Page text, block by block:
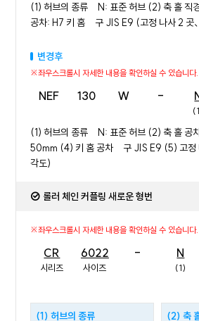
(1) 허브의 종류 N: 표준 허브 (2) 축 홀 직
공차: H7 키 홈 구 JIS E9 (고정 나사 2 곳
변경후
NEF 130 W -
(1) 허브의 종류 N: 표준 허브 (2) 축 홀 공
50mm (4) 키 홈 공차 구 JIS E9 (5) 고정
각도)
롤러 체인 커플링 새로운 형번
CR 6022 - N
시리즈 사이즈 (1)
(1) 허브의 종류 (2) 축